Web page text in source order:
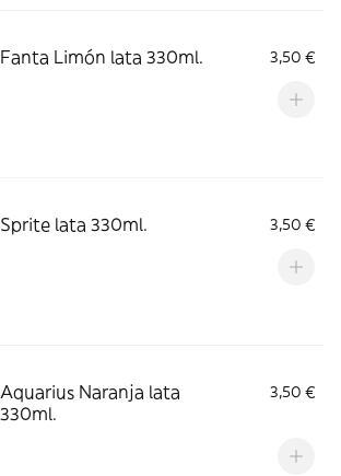
Fanta Limón lata 330ml. 3,50 €
Sprite lata 330ml. 3,50 €
Aquarius Naranja lata
330ml.
3,50 €